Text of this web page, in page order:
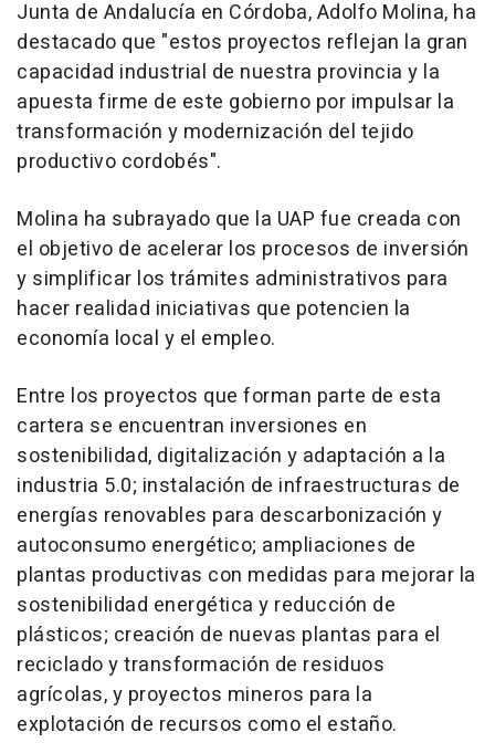
Junta de Andalucía en Córdoba, Adolfo Molina, ha
destacado que "estos proyectos reflejan la gran
capacidad industrial de nuestra provincia y la
apuesta firme de este gobierno por impulsar la
transformación y modernización del tejido
productivo cordobés".
Molina ha subrayado que la UAP fue creada con
el objetivo de acelerar los procesos de inversión
y simplificar los trámites administrativos para
hacer realidad iniciativas que potencien la
economía local y el empleo.
Entre los proyectos que forman parte de esta
cartera se encuentran inversiones en
sostenibilidad, digitalización y adaptación a la
industria 5.0; instalación de infraestructuras de
energías renovables para descarbonización y
autoconsumo energético; ampliaciones de
plantas productivas con medidas para mejorar la
sostenibilidad energética y reducción de
plásticos; creación de nuevas plantas para el
reciclado y transformación de residuos
agrícolas, y proyectos mineros para la
explotación de recursos como el estaño.